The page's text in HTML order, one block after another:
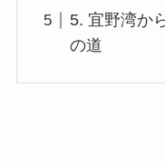
5. 宜野湾か
の道